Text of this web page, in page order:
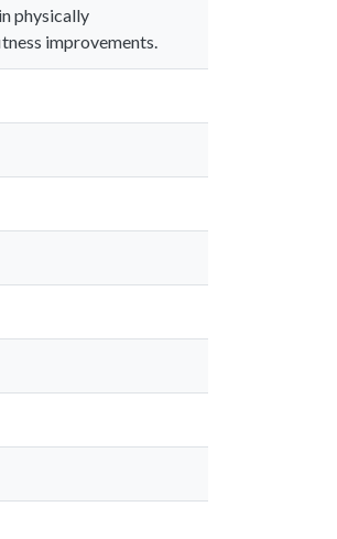
physically
improvements.